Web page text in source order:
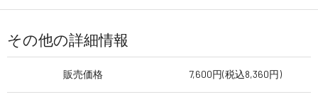
その他の詳細情報
販売価格 7,600円(税込8,360円)